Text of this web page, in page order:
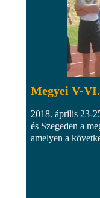
Megyei V-
2018. április 23-
és Szegeden a
amelyen a